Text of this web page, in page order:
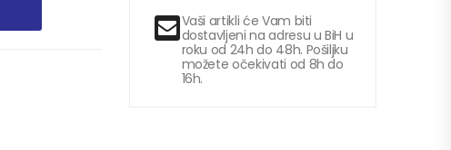
Vaši artikli će Vam biti
dostavljeni na adresu u BiH u
roku od 24h do 48h. Pošiljku
možete očekivati od 8h do
16h.